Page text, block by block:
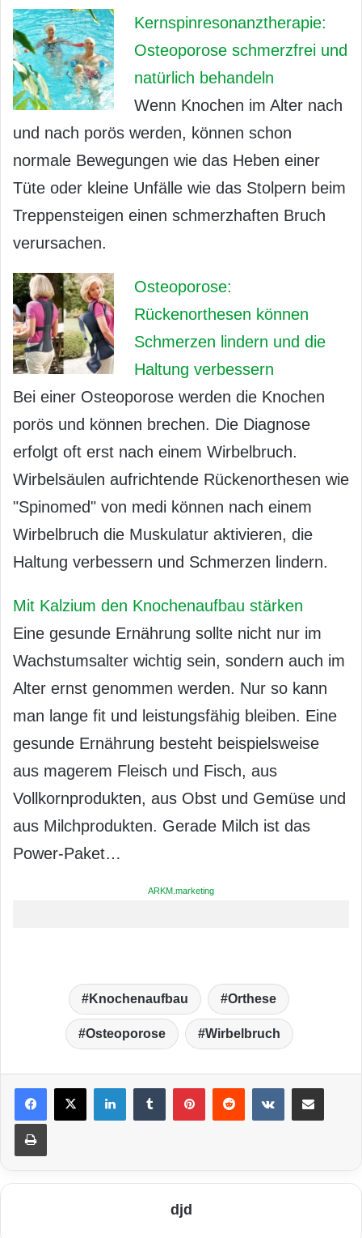
Kernspinresonanztherapie:
Osteoporose schmerzfrei und
natürlich behandeln
Wenn Knochen im Alter nach
und nach porös werden, können schon
normale Bewegungen wie das Heben einer
Tüte oder kleine Unfälle wie das Stolpern beim
Treppensteigen einen schmerzhaften Bruch
verursachen.
Osteoporose:
Rückenorthesen können
Schmerzen lindern und die
Haltung verbessern
Bei einer Osteoporose werden die Knochen
porös und können brechen. Die Diagnose
erfolgt oft erst nach einem Wirbelbruch.
Wirbelsäulen aufrichtende Rückenorthesen wie
"Spinomed" von medi können nach einem
Wirbelbruch die Muskulatur aktivieren, die
Haltung verbessern und Schmerzen lindern.
Mit Kalzium den Knochenaufbau stärken
Eine gesunde Ernährung sollte nicht nur im
Wachstumsalter wichtig sein, sondern auch im
Alter ernst genommen werden. Nur so kann
man lange fit und leistungsfähig bleiben. Eine
gesunde Ernährung besteht beispielsweise
aus magerem Fleisch und Fisch, aus
Vollkornprodukten, aus Obst und Gemüse und
aus Milchprodukten. Gerade Milch ist das
Power-Paket…
ARKM.marketing
Knochenaufbau Orthese
Osteoporose Wirbelbruch
LinkedIn VKontakte
Drucken
djd